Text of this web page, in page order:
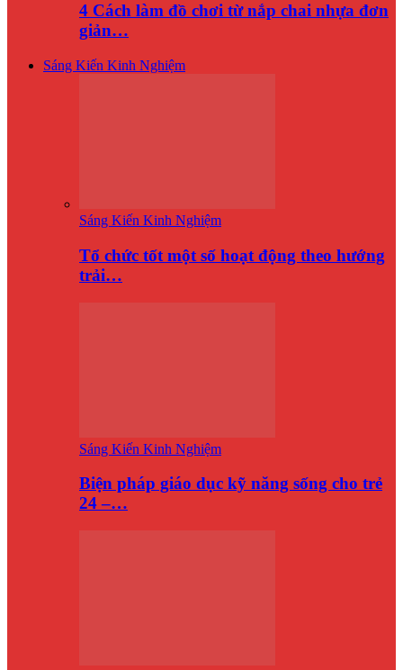
4 Cách làm đồ chơi từ nắp chai nhựa đơn
giản…
Sáng Kiến Kinh Nghiệm
Sáng Kiến Kinh Nghiệm
Tổ chức tốt một số hoạt động theo hướng
trải…
Sáng Kiến Kinh Nghiệm
Biện pháp giáo dục kỹ năng sống cho trẻ
24 –…